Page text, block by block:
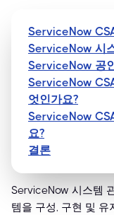
ServiceNow
ServiceNow 시
ServiceNow 공
ServiceNow
엇인가요?
ServiceNow
요?
결론
ServiceNow 시스템
템을 구성, 구현 및